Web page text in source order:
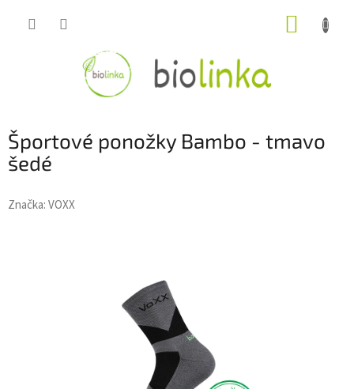
Športové ponožky Bambo - tmavo
šedé
Značka:VOXX